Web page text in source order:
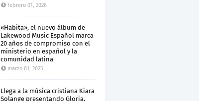
febrero 01, 2026
«Habita», el nuevo álbum de
Lakewood Music Español marca
20 años de compromiso con el
ministerio en español y la
comunidad latina
marzo 01, 2025
Llega a la música cristiana Kiara
Solange presentando Gloria,